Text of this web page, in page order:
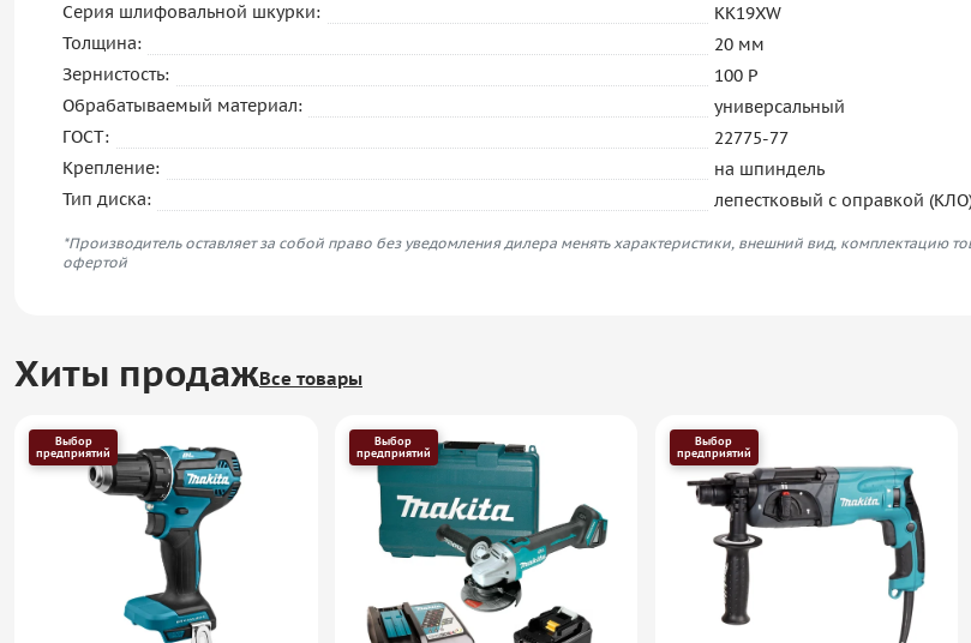
Серия шлифовальной шкурки:
KK19XW
Толщина:
20 мм
Зернистость:
100 P
Обрабатываемый материал:
универсальный
ГОСТ:
22775-77
Крепление:
на шпиндель
Тип диска:
лепестковый с оправкой
*Производитель оставляет за собой право без уведомления дилера менять характеристики, внешний вид, комплектацию
офертой
Хиты продажВсе товары
Выбор
предприятий
Выбор
предприятий
Выбор
предприятий